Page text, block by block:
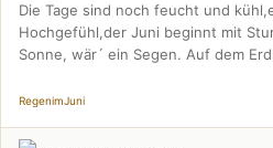
Die Tage sind noch feucht und
Hochgefühl,der Juni beginnt mit
Sonne, wär´ ein Segen. Auf dem
RegenimJuni